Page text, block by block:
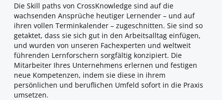
Die Skill paths von CrossKnowledge sind auf die
wachsenden Ansprüche heutiger Lernender – und auf
ihren vollen Terminkalender – zugeschnitten. Sie sind so
getaktet, dass sie sich gut in den Arbeitsalltag einfügen,
und wurden von unseren Fachexperten und weltweit
führenden Lernforschern sorgfältig konzipiert. Die
Mitarbeiter Ihres Unternehmens erlernen und festigen
neue Kompetenzen, indem sie diese in ihrem
persönlichen und beruflichen Umfeld sofort in die Praxis
umsetzen.